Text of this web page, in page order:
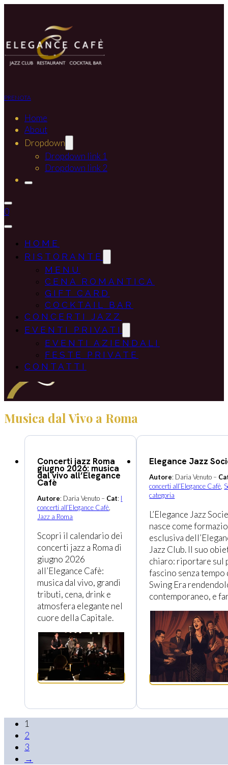
PRENOTA
Home
About
Dropdown
Dropdown link 1
Dropdown link 2
0
HOME
RISTORANTE
MENU
CENA ROMANTICA
GIFT CARD
COCKTAIL BAR
CONCERTI JAZZ
EVENTI PRIVATI
EVENTI AZIENDALI
FESTE PRIVATE
CONTATTI
Musica dal Vivo a Roma
Concerti jazz Roma
giugno 2026: musica
dal vivo all’Elegance
Cafè
Autore: Daria Venuto – Cat: I
concerti all’Elegance Cafè
Jazz a Roma
Scopri il calendario dei
concerti jazz a Roma di
giugno 2026
all’Elegance Cafè:
musica dal vivo, grandi
tributi, cena, drink e
atmosfera elegante nel
cuore della Capitale.
Elegance Jazz
Autore: Daria Venuto –
concerti all’Elegance Cafè ,
categoria
L’Elegance Jazz
nasce come
esclusiva
Jazz Club. Il suo
chiaro: riportare sul
fascino senza tempo
Swing Era
contemporaneo, e
1
2
3
→